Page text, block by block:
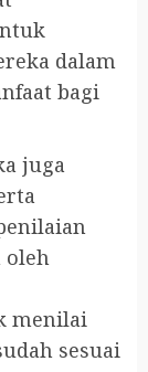
dalam
bagi
juga
oleh
menilai
sesuai